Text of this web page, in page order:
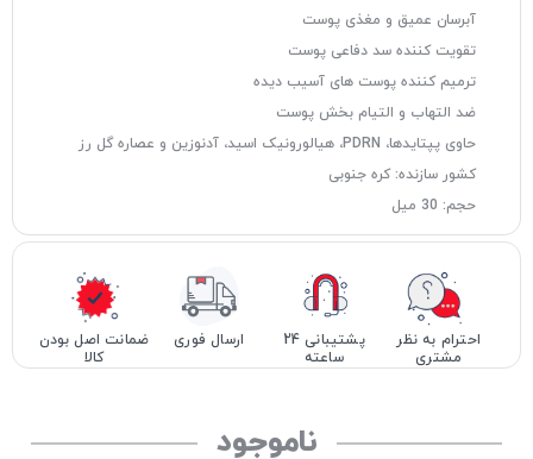
آبرسان عمیق و مغذی پوست
تقویت کننده سد دفاعی پوست
ترمیم کننده پوست های آسیب‌ دیده
ضد التهاب و التیام بخش پوست
حاوی پپتایدها، PDRN، هیالورونیک اسید، آدنوزین و عصاره گل رز
کشور سازنده: کره جنوبی
حجم: 30 میل
احترام به نظر
مشتری
پشتیبانی 24
ساعته
ارسال فوری
ضمانت اصل بودن
کالا
ناموجود